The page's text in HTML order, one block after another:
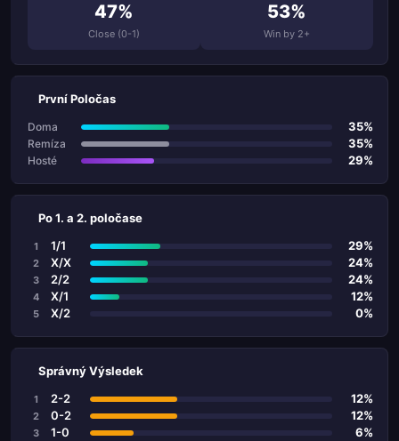
47%
Close (0-1)
53%
Win by 2+
První Poločas
Doma 35%
Remíza 35%
Hosté 29%
Po 1. a 2. poločase
1 1/1 29%
2 X/X 24%
3 2/2 24%
4 X/1 12%
5 X/2 0%
Správný Výsledek
1 2-2 12%
2 0-2 12%
3 1-0 6%